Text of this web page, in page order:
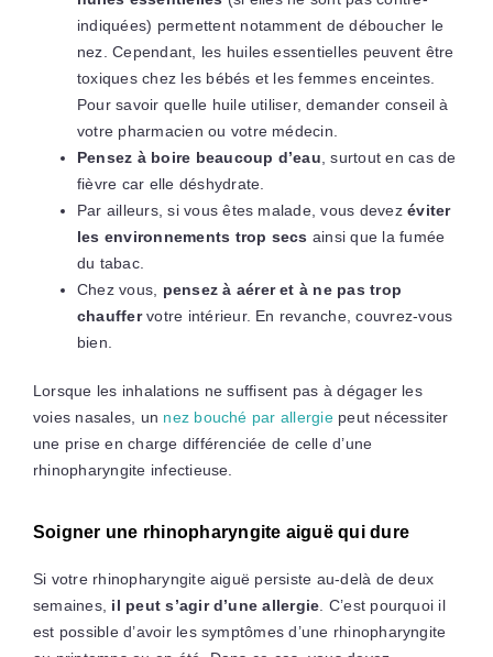
indiquées) permettent notamment de déboucher le
nez. Cependant, les huiles essentielles peuvent être
toxiques chez les bébés et les femmes enceintes.
Pour savoir quelle huile utiliser, demander conseil à
votre pharmacien ou votre médecin.
Pensez à boire beaucoup d’eau, surtout en cas de
fièvre car elle déshydrate.
Par ailleurs, si vous êtes malade, vous devezéviter
les environnements trop secs ainsi que la fumée
du tabac.
Chez vous, pensez à aérer et à ne pas trop
chauffervotre intérieur. En revanche, couvrez-vous
bien.
Lorsque les inhalations ne suffisent pas à dégager les
voies nasales, un nez bouché par allergiepeut nécessiter
une prise en charge différenciée de celle d’une
rhinopharyngite infectieuse.
Soigner une rhinopharyngite aiguë qui dure
Si votre rhinopharyngite aiguë persiste au-delà de deux
semaines, il peut s’agir d’une allergie. C’est pourquoi il
est possible d’avoir les symptômes d’une rhinopharyngite